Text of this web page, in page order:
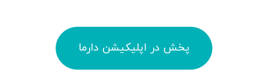
پخش در اپلیکیشن دارما